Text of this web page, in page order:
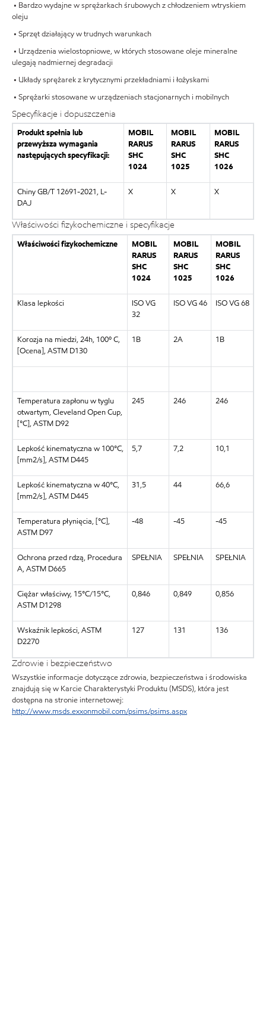
• Bardzo wydajne w sprężarkach śrubowych z chłodzeniem wtryskiem
oleju
• Sprzęt działający w trudnych warunkach
• Urządzenia wielostopniowe, w których stosowane oleje mineralne
ulegają nadmiernej degradacji
• Układy sprężarek z krytycznymi przekładniami i łożyskami
• Sprężarki stosowane w urządzeniach stacjonarnych i mobilnych
Specyfikacje i dopuszczenia
Produkt spełnia lub
przewyższa wymagania
następujących specyfikacji:
MOBIL
RARUS
SHC
1024
MOBIL
RARUS
SHC
1025
MOBIL
RARUS
SHC
1026
Chiny GB/T 12691-2021, L-
DAJ
X X X
Właściwości fizykochemiczne i specyfikacje
Właściwości fizykochemiczne
MOBIL
RARUS
SHC
1024
MOBIL
RARUS
SHC
1025
MOBIL
RARUS
SHC
1026
Klasa lepkości
ISO VG
32
ISO VG 46 ISO VG 68
Korozja na miedzi, 24h, 100º C,
[Ocena], ASTM D130
1B 2A 1B
Temperatura zapłonu w tyglu
otwartym, Cleveland Open Cup,
[°C], ASTM D92
245 246 246
Lepkość kinematyczna w 100°C,
[mm2/s], ASTM D445
5,7 7,2 10,1
Lepkość kinematyczna w 40°C,
[mm2/s], ASTM D445
31,5 44 66,6
Temperatura płynięcia, [°C],
ASTM D97
-48 -45 -45
Ochrona przed rdzą, Procedura
A, ASTM D665
SPEŁNIA SPEŁNIA SPEŁNIA
Ciężar właściwy, 15°C/15°C,
ASTM D1298
0,846 0,849 0,856
Wskaźnik lepkości, ASTM
D2270
127 131 136
Zdrowie i bezpieczeństwo
Wszystkie informacje dotyczące zdrowia, bezpieczeństwa i środowiska
znajdują się w Karcie Charakterystyki Produktu (MSDS), która jest
dostępna na stronie internetowej:
http://www.msds.exxonmobil.com/psims/psims.aspx